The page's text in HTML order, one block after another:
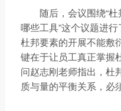
随后，会议围绕“杜
哪些工具”这个议题进
杜邦要素的开展不能敷
键在于让员工真正掌握
问赵志刚老师指出，杜
质与量的平衡关系，必